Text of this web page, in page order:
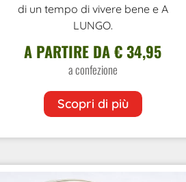
di un tempo di vivere bene e A
LUNGO.
A PARTIRE DA € 34,95
a confezione
Scopri di più